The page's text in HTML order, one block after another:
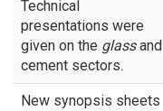
Technical
presentations were
given on the glassand
cement sectors.
New synopsis sheets